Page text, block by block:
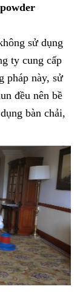
sử dụng
ty cung cấp
pháp này, sử
đều nên bề
bàn chải,